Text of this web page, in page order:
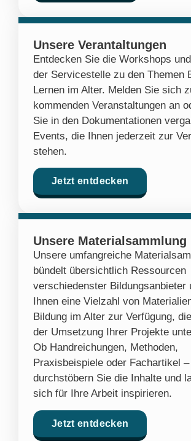
Unsere Verantaltungen
Entdecken Sie die Workshops
der Servicestelle zu den Themen
Lernen im Alter. Melden Sie sich
kommenden Veranstaltungen an
Sie in den Dokumentationen
Events, die Ihnen jederzeit zur
stehen.
Jetzt entdecken
Unsere Materialsammlung
Unsere umfangreiche
bündelt übersichtlich Ressourcen
verschiedenster Bildungsanbieter
Ihnen eine Vielzahl von
Bildung im Alter zur Verfügung,
der Umsetzung Ihrer Projekte
Ob Handreichungen, Methoden,
Praxisbeispiele oder Fachartikel –
durchstöbern Sie die Inhalte und
sich für Ihre Arbeit inspirieren.
Jetzt entdecken